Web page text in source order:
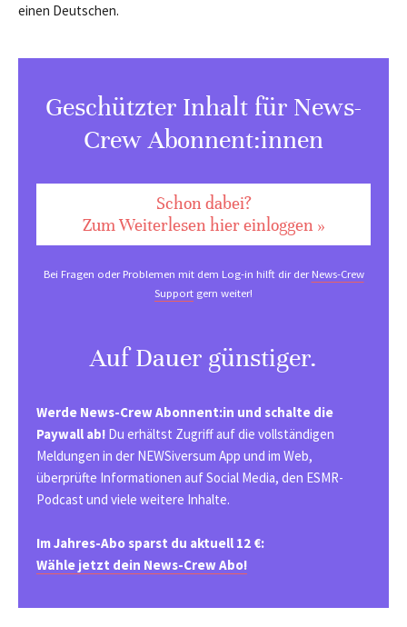
einen Deutschen.
Geschützter Inhalt für News-
Crew Abonnent:innen
Schon dabei?
Zum Weiterlesen hier einloggen »
Bei Fragen oder Problemen mit dem Log-in hilft dir derNews-Crew
Support gern weiter!
Auf Dauer günstiger.
Werde News-Crew Abonnent:in und schalte die
Paywall ab! Du erhältst Zugriff auf die vollständigen
Meldungen in der NEWSiversum App und im Web,
überprüfte Informationen auf Social Media, den ESMR-
Podcast und viele weitere Inhalte.
Im Jahres-Abo sparst du aktuell 12 €:
Wähle jetzt dein News-Crew Abo!